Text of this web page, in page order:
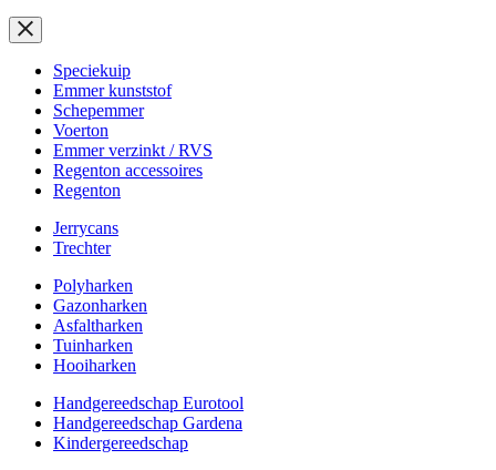
Speciekuip
Emmer kunststof
Schepemmer
Voerton
Emmer verzinkt / RVS
Regenton accessoires
Regenton
Jerrycans
Trechter
Polyharken
Gazonharken
Asfaltharken
Tuinharken
Hooiharken
Handgereedschap Eurotool
Handgereedschap Gardena
Kindergereedschap